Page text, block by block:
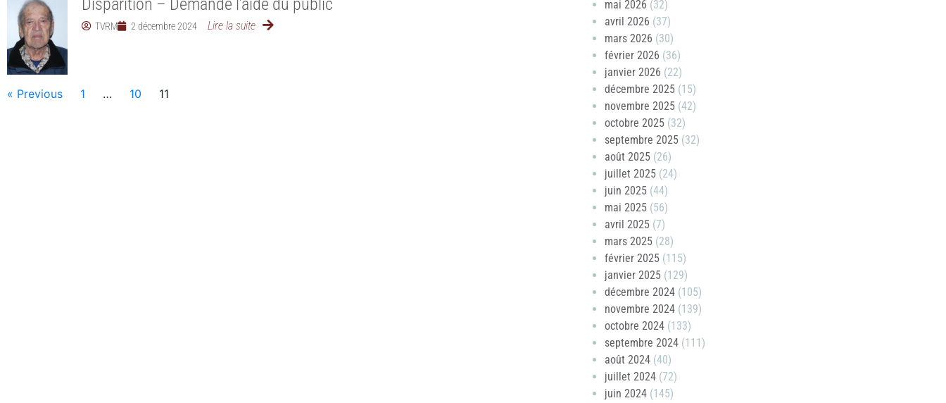
Disparition – Demande l’aide du public
TVRM 2 décembre 2024 Lire la suite
« Previous 1 … 10 11
mai 2026 (32)
avril 2026 (37)
mars 2026 (30)
février 2026 (36)
janvier 2026 (22)
décembre 2025(15)
novembre 2025(42)
octobre 2025(32)
septembre 2025(32)
août 2025(26)
juillet 2025(24)
juin 2025(44)
mai 2025(56)
avril 2025(7)
mars 2025(28)
février 2025(115)
janvier 2025(129)
décembre 2024(105)
novembre 2024(139)
octobre 2024(133)
septembre 2024(111)
août 2024(40)
juillet 2024(72)
juin 2024(145)